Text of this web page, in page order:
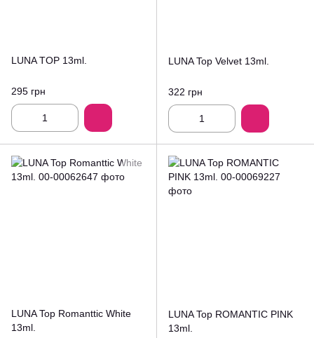
LUNA TOP 13ml.
295 грн
LUNA Top Velvet 13ml.
322 грн
LUNA Top Romanttic White
13ml.
LUNA Top ROMANTIC PINK
13ml.